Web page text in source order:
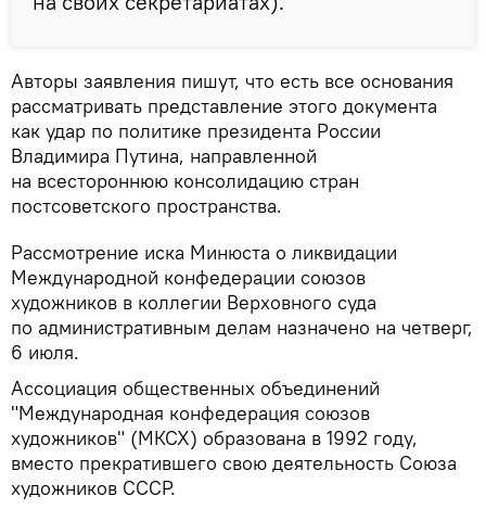
Авторы заявления пишут, что есть все основания
рассматривать представление этого документа
как удар по политике президента России
Владимира Путина, направленной
на всестороннюю консолидацию стран
постсоветского пространства.
Рассмотрение иска Минюста о ликвидации
Международной конфедерации союзов
художников в коллегии Верховного суда
по административным делам назначено на четверг,
6 июля.
Ассоциация общественных объединений
"Международная конфедерация союзов
художников" (МКСХ) образована в 1992 году,
вместо прекратившего свою деятельность Союза
художников СССР.